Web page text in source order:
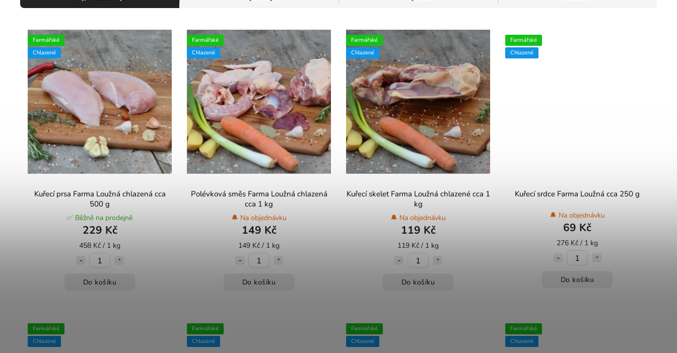
Farmářské
Chlazené
Kuřecí prsa Farma Loužná chlazená cca
500 g
✅ Běžně na prodejně
229 Kč
458 Kč / 1 kg
Do košíku
Farmářské
Chlazené
Polévková směs Farma Loužná chlazená
cca 1 kg
🔔 Na objednávku
149 Kč
149 Kč / 1 kg
Do košíku
Farmářské
Chlazené
Kuřecí skelet Farma Loužná chlazené cca 1
kg
🔔 Na objednávku
119 Kč
119 Kč / 1 kg
Do košíku
Farmářské
Chlazené
Kuřecí srdce Farma Loužná cca 250 g
🔔 Na objednávku
69 Kč
276 Kč / 1 kg
Do košíku
Farmářské
Chlazené
Farmářské
Chlazené
Farmářské
Chlazené
Farmářské
Chlazené